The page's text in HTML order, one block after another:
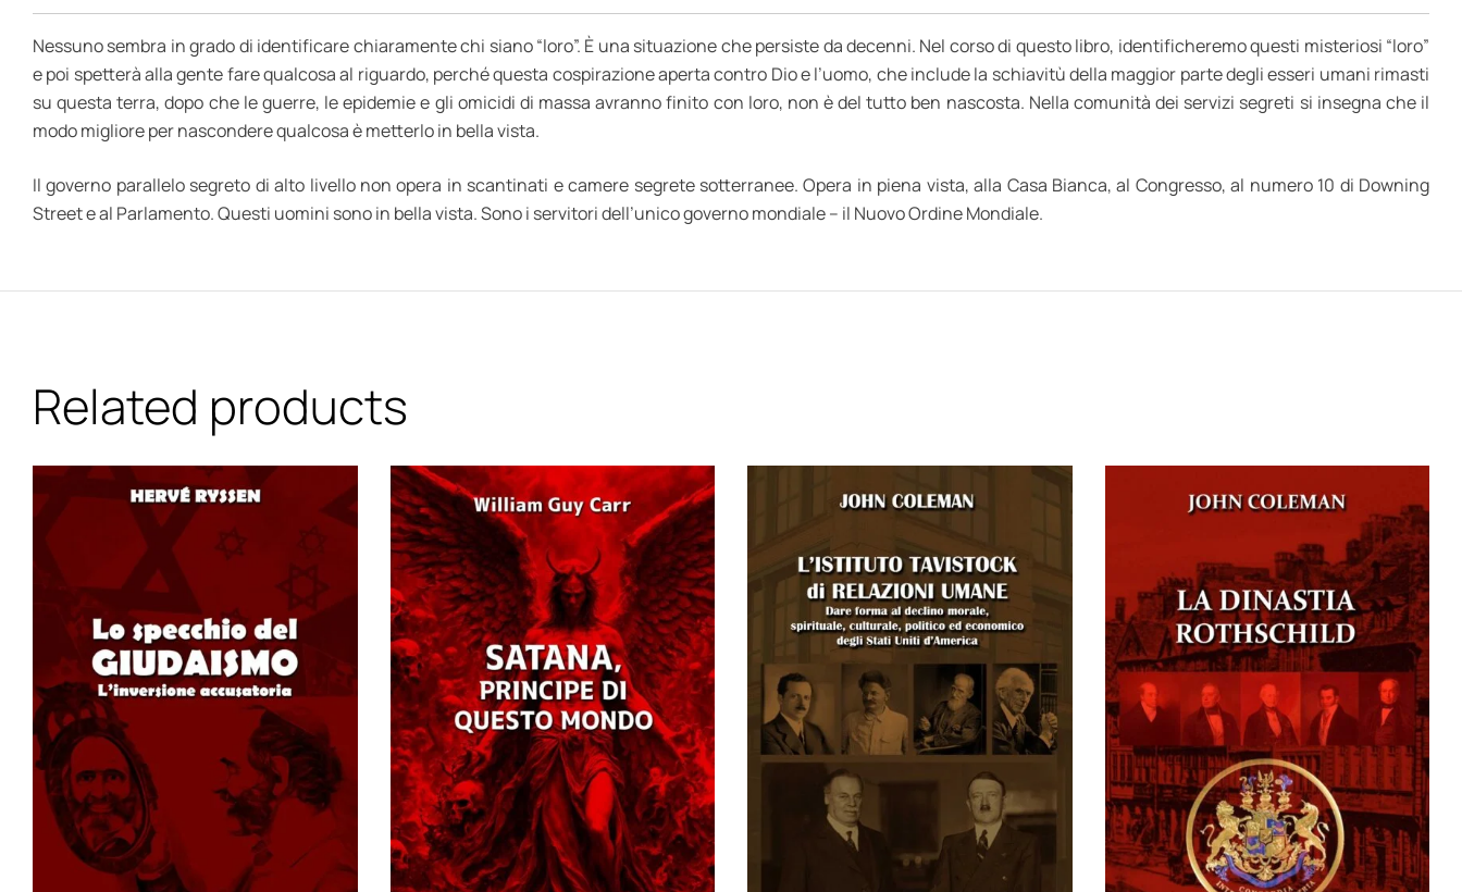
Nessuno sembra in grado di identificare chiaramente chi siano “loro”. È una situazione che persiste da decenni. Nel corso di questo libro, identificheremo questi misteriosi “loro”
e poi spetterà alla gente fare qualcosa al riguardo, perché questa cospirazione aperta contro Dio e l’uomo, che include la schiavitù della maggior parte degli esseri umani rimasti
su questa terra, dopo che le guerre, le epidemie e gli omicidi di massa avranno finito con loro, non è del tutto ben nascosta. Nella comunità dei servizi segreti si insegna che il
modo migliore per nascondere qualcosa è metterlo in bella vista.
Il governo parallelo segreto di alto livello non opera in scantinati e camere segrete sotterranee. Opera in piena vista, alla Casa Bianca, al Congresso, al numero 10 di Downing
Street e al Parlamento. Questi uomini sono in bella vista. Sono i servitori dell’unico governo mondiale – il Nuovo Ordine Mondiale.
Related products